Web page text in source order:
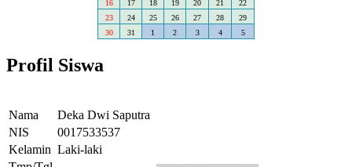
16
17 18 19 20 21
22
23
24 25 26 27 28
29
30
31 1 2 3 4 5
Profil Siswa
Nama
Deka Dwi Saputra
NIS
0017533537
Kelamin Laki-laki